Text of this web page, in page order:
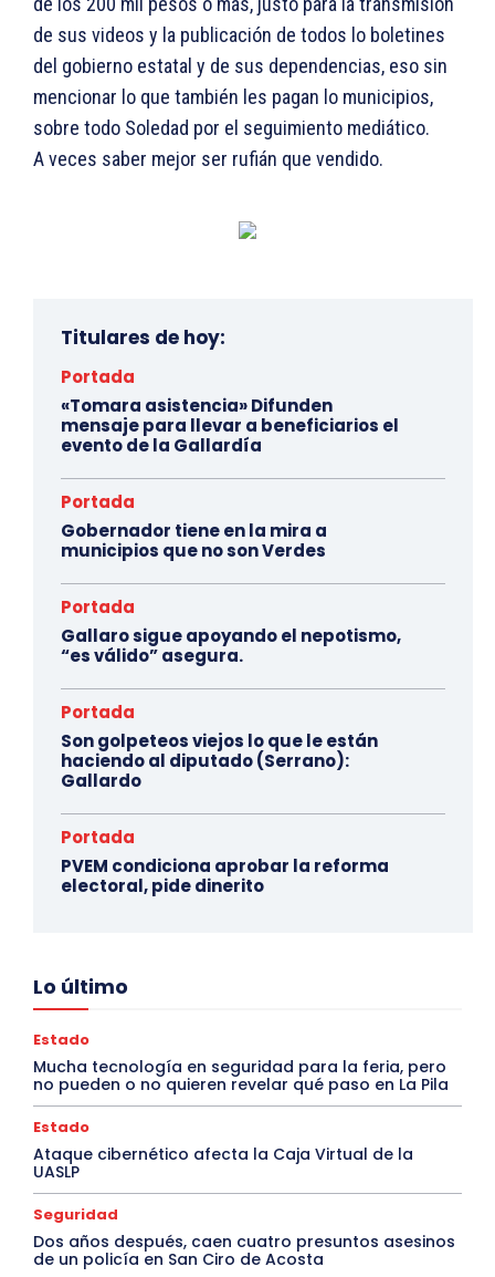
de sus videos y la publicación de todos lo boletines
del gobierno estatal y de sus dependencias, eso sin
mencionar lo que también les pagan lo municipios,
sobre todo Soledad por el seguimiento mediático.
A veces saber mejor ser rufián que vendido.
Titulares de hoy:
Portada
«Tomara asistencia» Difunden
mensaje para llevar a beneficiarios el
evento de la Gallardía
Portada
Gobernador tiene en la mira a
municipios que no son Verdes
Portada
Gallaro sigue apoyando el nepotismo,
“es válido” asegura.
Portada
Son golpeteos viejos lo que le están
haciendo al diputado (Serrano):
Gallardo
Portada
PVEM condiciona aprobar la reforma
electoral, pide dinerito
Lo último
Estado
Mucha tecnología en seguridad para la feria, pero
no pueden o no quieren revelar qué paso en La Pila
Estado
Ataque cibernético afecta la Caja Virtual de la
UASLP
Seguridad
Dos años después, caen cuatro presuntos asesinos
de un policía en San Ciro de Acosta